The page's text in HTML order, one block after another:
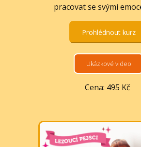
pracovat se svými
Prohlédnout kurz
Ukázkové video
Cena: 495 Kč